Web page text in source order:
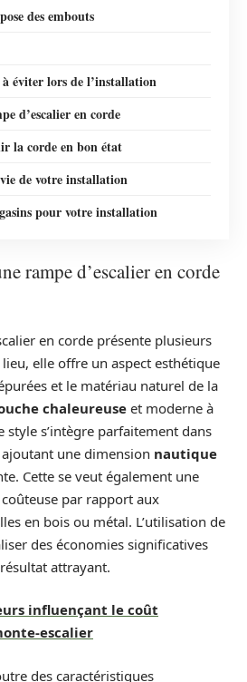
des embouts
éviter lors de l’installation
d’escalier en corde
la corde en bon état
de votre installation
pour votre installation
rampe d’escalier en corde
en corde présente plusieurs
elle offre un aspect esthétique
et le matériau naturel de la
chaleureuse et moderne à
style s’intègre parfaitement dans
une dimension nautique
Cette se veut également une
par rapport aux
en bois ou métal. L’utilisation de
des économies significatives
attrayant.
influençant le coût
escalier
des caractéristiques